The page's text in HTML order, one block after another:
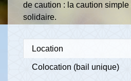
de caution : la caution simple
solidaire.
Location
Colocation (bail unique)